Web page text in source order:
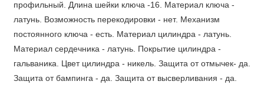
профильный. Длина шейки ключа -16. Материал ключа -
латунь. Возможность перекодировки - нет. Механизм
постоянного ключа - есть. Материал цилиндра - латунь.
Материал сердечника - латунь. Покрытие цилиндра -
гальваника. Цвет цилиндра - никель. Защита от отмычек- да.
Защита от бампинга - да. Защита от высверливания - да.